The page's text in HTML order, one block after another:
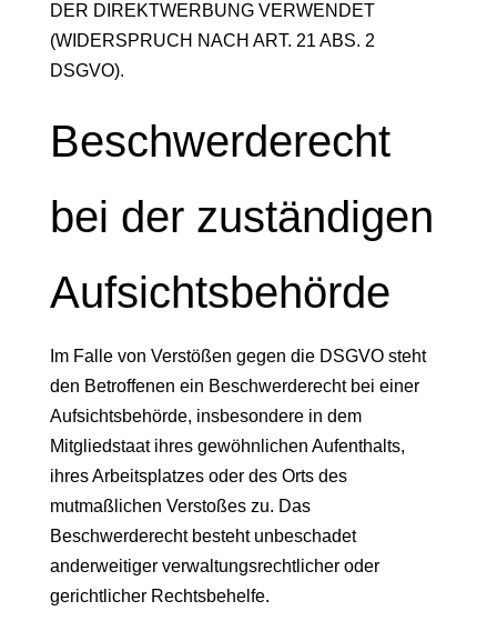
DER DIREKTWERBUNG VERWENDET
(WIDERSPRUCH NACH ART. 21 ABS. 2
DSGVO).
Beschwerde­recht
bei der zuständigen
Aufsichts­behörde
Im Falle von Verstößen gegen die DSGVO steht
den Betroffenen ein Beschwerderecht bei einer
Aufsichtsbehörde, insbesondere in dem
Mitgliedstaat ihres gewöhnlichen Aufenthalts,
ihres Arbeitsplatzes oder des Orts des
mutmaßlichen Verstoßes zu. Das
Beschwerderecht besteht unbeschadet
anderweitiger verwaltungsrechtlicher oder
gerichtlicher Rechtsbehelfe.